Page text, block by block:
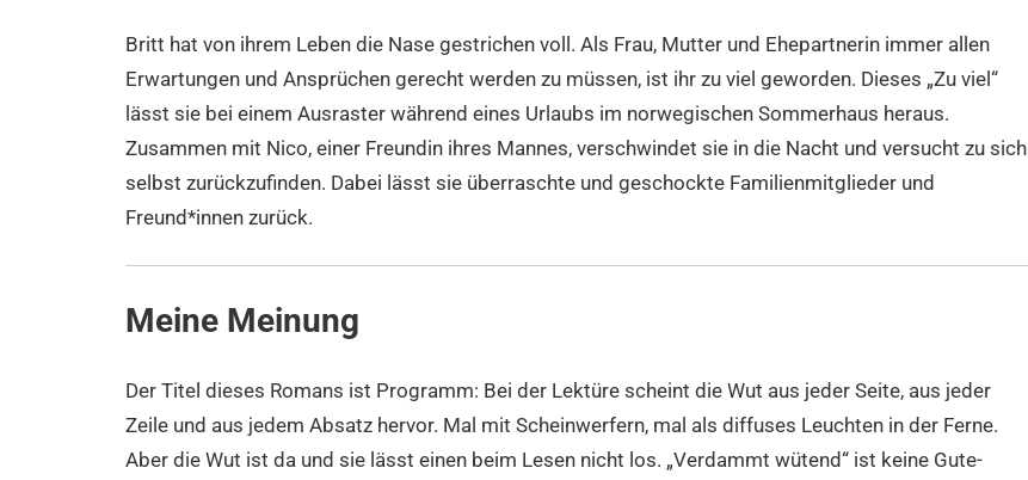
Britt hat von ihrem Leben die Nase gestrichen voll. Als Frau, Mutter und Ehepartnerin immer allen
Erwartungen und Ansprüchen gerecht werden zu müssen, ist ihr zu viel geworden. Dieses „Zu viel“
lässt sie bei einem Ausraster während eines Urlaubs im norwegischen Sommerhaus heraus.
Zusammen mit Nico, einer Freundin ihres Mannes, verschwindet sie in die Nacht und versucht zu sich
selbst zurückzufinden. Dabei lässt sie überraschte und geschockte Familienmitglieder und
Freund*innen zurück.
Meine Meinung
Der Titel dieses Romans ist Programm: Bei der Lektüre scheint die Wut aus jeder Seite, aus jeder
Zeile und aus jedem Absatz hervor. Mal mit Scheinwerfern, mal als diffuses Leuchten in der Ferne.
Aber die Wut ist da und sie lässt einen beim Lesen nicht los. „Verdammt wütend“ ist keine Gute-